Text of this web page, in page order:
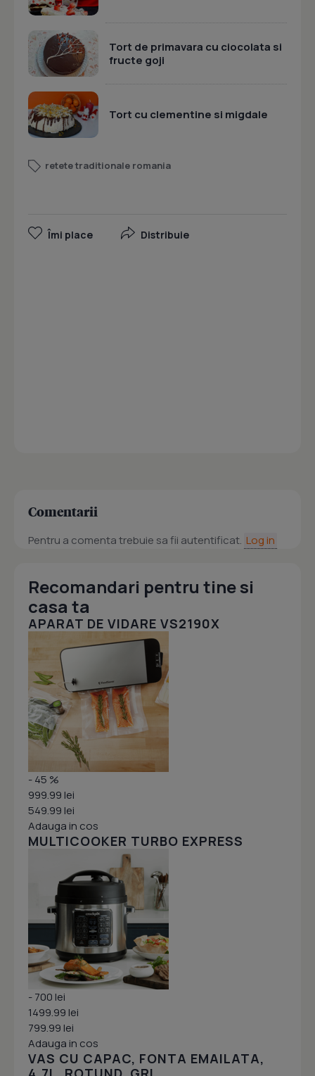
Tort de primavara cu ciocolata si
fructe goji
Tort cu clementine si migdale
retete traditionale romania
Îmi place Distribuie
Comentarii
Pentru a comenta trebuie sa fii autentificat. Log in
Recomandari pentru tine si
casa ta
APARAT DE VIDARE VS2190X
- 45 %
999.99 lei
549.99 lei
Adauga in cos
MULTICOOKER TURBO EXPRESS
- 700 lei
1499.99 lei
799.99 lei
Adauga in cos
VAS CU CAPAC, FONTA EMAILATA,